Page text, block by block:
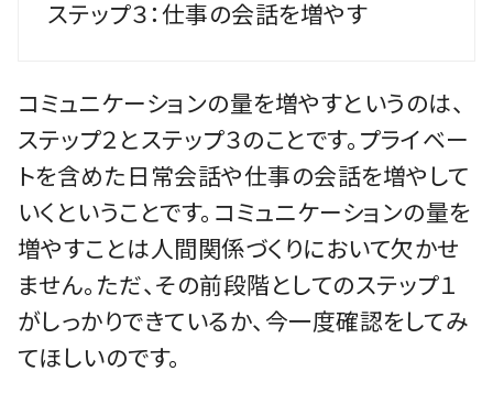
ステップ３：仕事の会話を増やす
コミュニケーションの量を増やすというのは、
ステップ２とステップ３のことです。プライベー
トを含めた日常会話や仕事の会話を増やして
いくということです。コミュニケーションの量を
増やすことは人間関係づくりにおいて欠かせ
ません。ただ、その前段階としてのステップ１
がしっかりできているか、今一度確認をしてみ
てほしいのです。